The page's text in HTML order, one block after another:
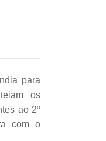
para
os
ao 2º
com o